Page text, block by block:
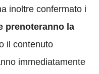
inoltre confermato i
prenoteranno la
il contenuto
immediatamente